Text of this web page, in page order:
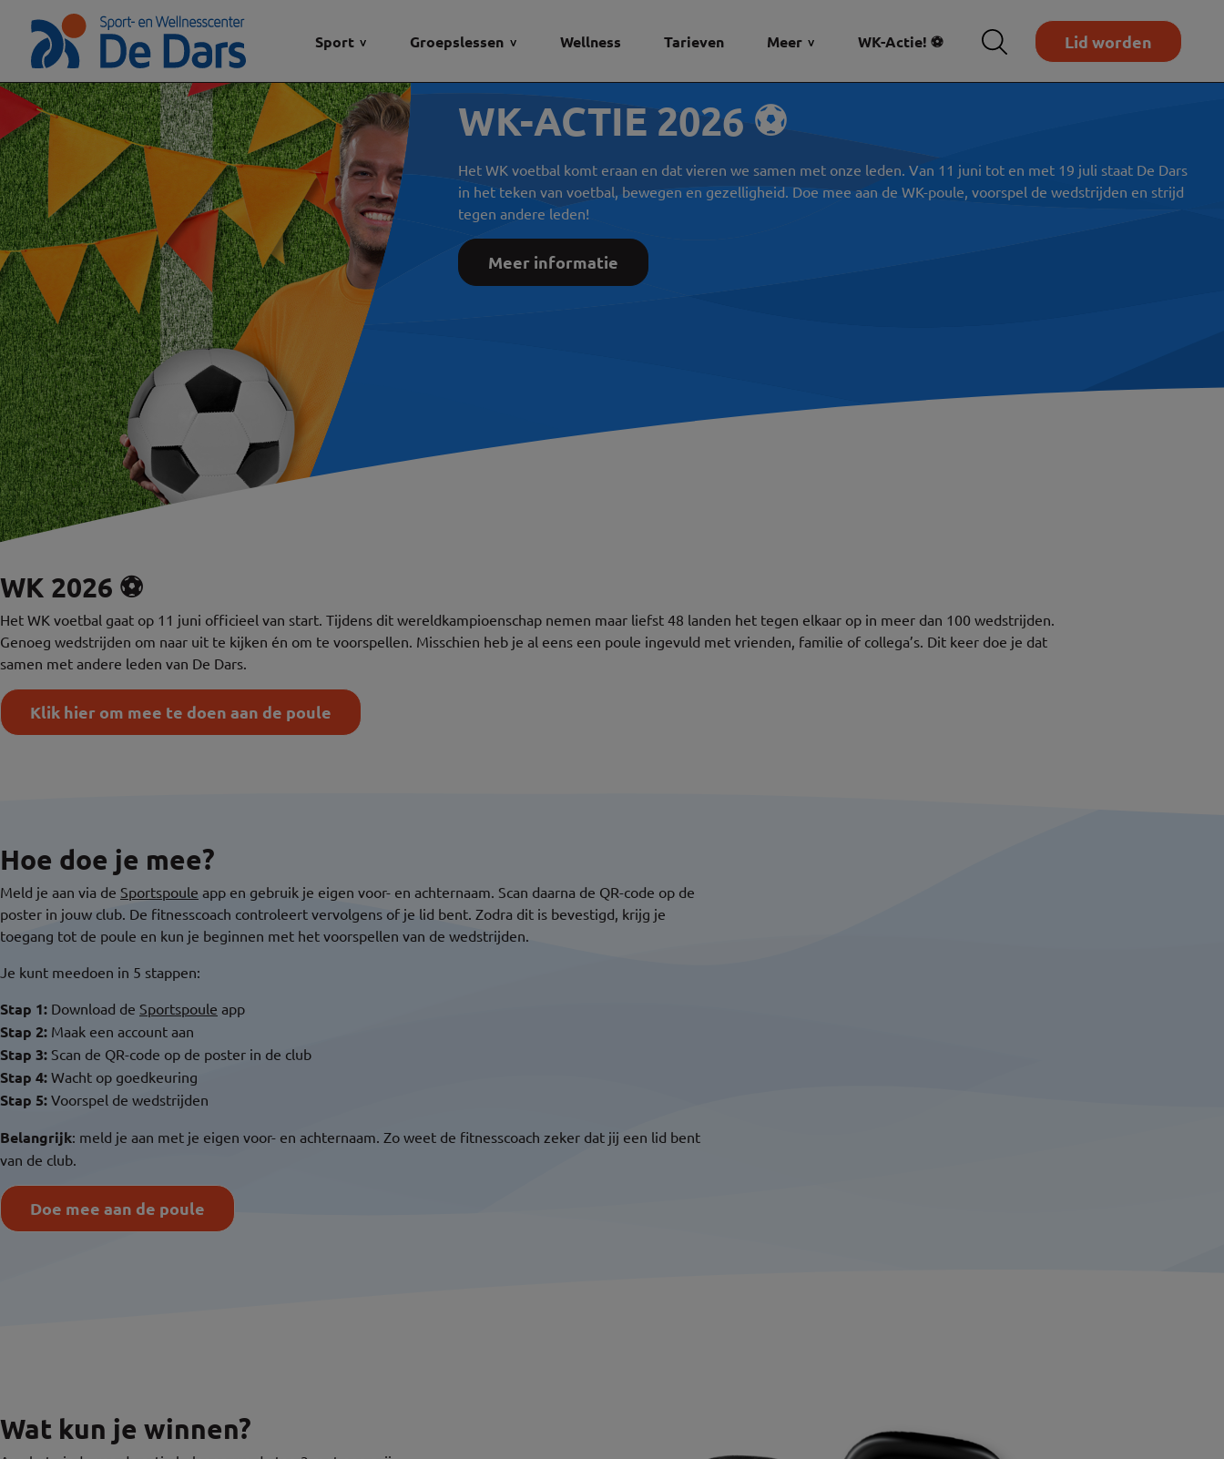
Sport Groepslessen Wellness Tarieven Meer WK-Actie! ⚽ Lid worden
WK-ACTIE 2026 ⚽
Het WK voetbal komt eraan en dat vieren we samen met onze leden. Van 11 juni tot en met 19 juli staat De Dars
in het teken van voetbal, bewegen en gezelligheid. Doe mee aan de WK-poule, voorspel de wedstrijden en strijd
tegen andere leden!
Meer informatie
WK 2026 ⚽
Het WK voetbal gaat op 11 juni officieel van start. Tijdens dit wereldkampioenschap nemen maar liefst 48 landen het tegen elkaar op in meer dan 100 wedstrijden.
Genoeg wedstrijden om naar uit te kijken én om te voorspellen. Misschien heb je al eens een poule ingevuld met vrienden, familie of collega’s. Dit keer doe je dat
samen met andere leden van De Dars.
Klik hier om mee te doen aan de poule
Hoe doe je mee?
Meld je aan via de Sportspoule app en gebruik je eigen voor- en achternaam. Scan daarna de QR-code op de
poster in jouw club. De fitnesscoach controleert vervolgens of je lid bent. Zodra dit is bevestigd, krijg je
toegang tot de poule en kun je beginnen met het voorspellen van de wedstrijden.
Je kunt meedoen in 5 stappen:
Stap 1: Download de Sportspoule app
Stap 2: Maak een account aan
Stap 3: Scan de QR-code op de poster in de club
Stap 4: Wacht op goedkeuring
Stap 5: Voorspel de wedstrijden
Belangrijk: meld je aan met je eigen voor- en achternaam. Zo weet de fitnesscoach zeker dat jij een lid bent
van de club.
Doe mee aan de poule
Wat kun je winnen?